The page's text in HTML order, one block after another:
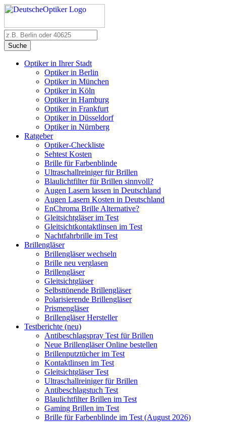
Suche
Optiker in Ihrer Stadt
Optiker in Berlin
Optiker in München
Optiker in Köln
Optiker in Hamburg
Optiker in Frankfurt
Optiker in Düsseldorf
Optiker in Nürnberg
Ratgeber
Optiker-Checkliste
Sehtest Kosten
Brille für Farbenblinde
Ultraschallreiniger für Brillen
Blaulichtfilter für Brillen sinnvoll?
Augen Lasern lassen in Deutschland
Augen Lasern Kosten in Deutschland
EnChroma Brille Alternative?
Gleitsichtgläser im Test
Gleitsichtkontaktlinsen im Test
Nachtfahrbrille im Test
Brillengläser
Brillengläser wechseln
Brille neu verglasen
Brillengläser
Gleitsichtgläser
Selbsttönende Brillengläser
Polarisierende Brillengläser
Prismengläser
Brillengläser Hersteller
Testberichte (neu)
Antibeschlagspray Test für Brillen
Neue Brillengläser Online bestellen
Brillenputztücher im Test
Kontaktlinsen im Test
Gleitsichtgläser Test
Ultraschallreiniger für Brillen
Antibeschlagstuch Test
Blaulichtfilter Brillen im Test
Gaming Brillen im Test
Brille für Farbenblinde im Test (August 2026)